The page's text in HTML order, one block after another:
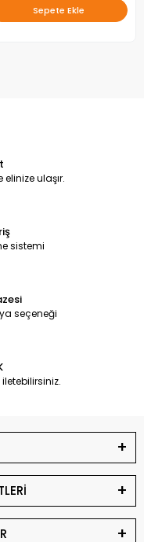
Sepete Ekle
ulaşır.
sistemi
seçeneği